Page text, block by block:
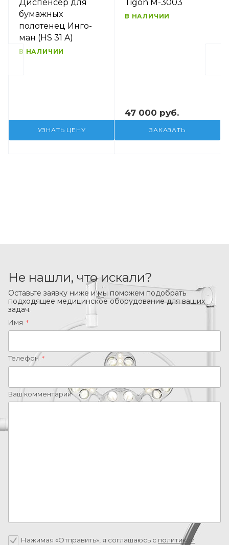
Диспенсер для
бумажных
полотенец Инго-
ман (HS 31 A)
В НАЛИЧИИ
УЗНАТЬ ЦЕНУ
Tigon M-3003
В НАЛИЧИИ
47 000 руб.
ЗАКАЗАТЬ
Не нашли, что искали?
Оставьте заявку ниже и мы поможем подобрать
подходящее медицинское оборудование для ваших
задач.
Имя *
Телефон *
Ваш комментарий
Нажимая «Отправить», я соглашаюсь c политикой